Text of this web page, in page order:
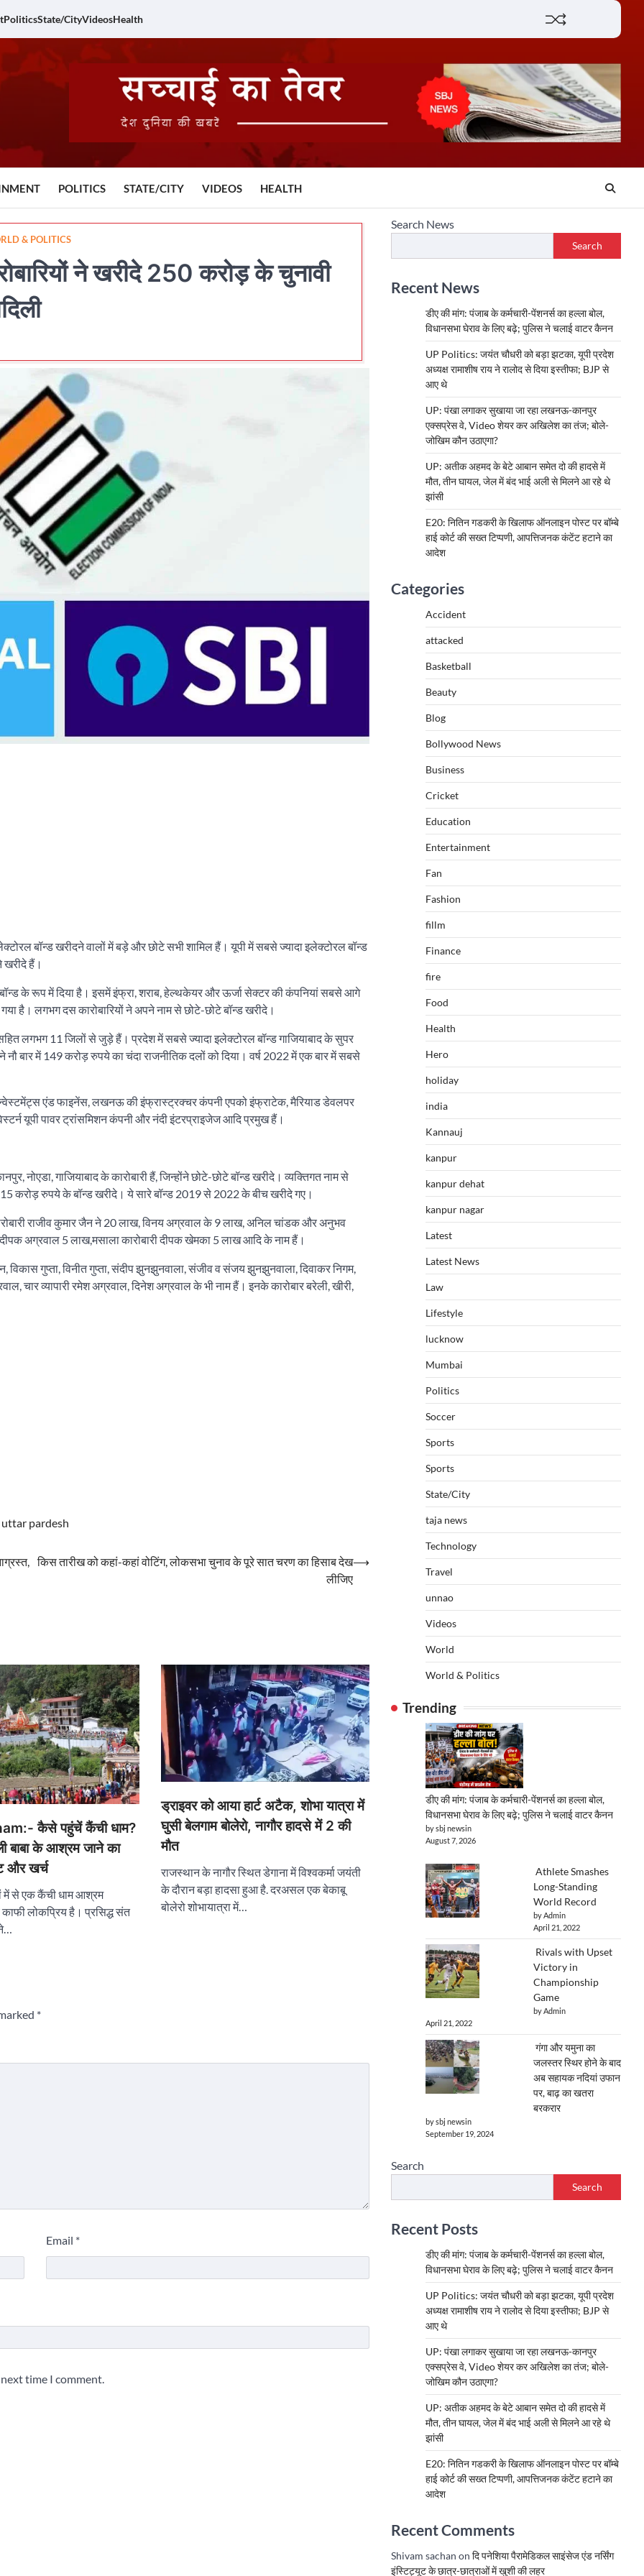
PoliticsState/CityVideosHealth
POLITICS STATE/CITY VIDEOS HEALTH
& POLITICS
ने खरीदे 250 करोड़ के चुनावी
बॉन्ड खरीदने वालों में बड़े और छोटे सभी शामिल हैं। यूपी में सबसे ज्यादा इलेक्टोरल बॉन्ड
खरीदे हैं।
बॉन्ड के रूप में दिया है। इसमें इंफ्रा, शराब, हेल्थकेयर और ऊर्जा सेक्टर की कंपनियां सबसे आगे
है। लगभग दस कारोबारियों ने अपने नाम से छोटे-छोटे बॉन्ड खरीदे।
लगभग 11 जिलों से जुड़े हैं। प्रदेश में सबसे ज्यादा इलेक्टोरल बॉन्ड गाजियाबाद के सुपर
बार में 149 करोड़ रुपये का चंदा राजनीतिक दलों को दिया। वर्ष 2022 में एक बार में सबसे
एंड फाइनेंस, लखनऊ की इंफ्रास्ट्रक्चर कंपनी एपको इंफ्राटेक, मैरियाड डेवलपर
यूपी पावर ट्रांसमिशन कंपनी और नंदी इंटरप्राइजेज आदि प्रमुख हैं।
नोएडा, गाजियाबाद के कारोबारी हैं, जिन्होंने छोटे-छोटे बॉन्ड खरीदे। व्यक्तिगत नाम से
15 करोड़ रुपये के बॉन्ड खरीदे। ये सारे बॉन्ड 2019 से 2022 के बीच खरीदे गए।
राजीव कुमार जैन ने 20 लाख, विनय अग्रवाल के 9 लाख, अनिल चांडक और अनुभव
अग्रवाल 5 लाख,मसाला कारोबारी दीपक खेमका 5 लाख आदि के नाम हैं।
गुप्ता, विनीत गुप्ता, संदीप झुनझुनवाला, संजीव व संजय झुनझुनवाला, दिवाकर निगम,
चार व्यापारी रमेश अग्रवाल, दिनेश अग्रवाल के भी नाम हैं। इनके कारोबार बरेली, खीरी,
uttar pardesh
किस तारीख को कहां-कहां वोटिंग, लोकसभा चुनाव के पूरे सात चरण का हिसाब देख
लीजिए
⟶
कैसे पहुंचें कैंची धाम?
बाबा के आश्रम जाने का
और खर्च
में से एक कैंची धाम आश्रम
लोकप्रिय है। प्रसिद्ध संत
ड्राइवर को आया हार्ट अटैक, शोभा यात्रा में
घुसी बेलगाम बोलेरो, नागौर हादसे में 2 की
मौत
राजस्थान के नागौर स्थित डेगाना में विश्वकर्मा जयंती
के दौरान बड़ा हादसा हुआ है. दरअसल एक बेकाबू
बोलेरो शोभायात्रा में…
*
Email *
time I comment.
Search News
Search
Recent News
डीए की मांग: पंजाब के कर्मचारी-पेंशनर्स का हल्ला बोल,
विधानसभा घेराव के लिए बढ़े; पुलिस ने चलाई वाटर कैनन
UP Politics: जयंत चौधरी को बड़ा झटका, यूपी प्रदेश
अध्यक्ष रामाशीष राय ने रालोद से दिया इस्तीफा; BJP से
आए थे
UP: पंखा लगाकर सुखाया जा रहा लखनऊ-कानपुर
एक्सप्रेस वे, Video शेयर कर अखिलेश का तंज; बोले-
जोखिम कौन उठाएगा?
UP: अतीक अहमद के बेटे आबान समेत दो की हादसे में
मौत, तीन घायल, जेल में बंद भाई अली से मिलने आ रहे थे
झांसी
E20: नितिन गडकरी के खिलाफ ऑनलाइन पोस्ट पर बॉम्बे
हाई कोर्ट की सख्त टिप्पणी, आपत्तिजनक कंटेंट हटाने का
आदेश
Categories
Accident
attacked
Basketball
Beauty
Blog
Bollywood News
Business
Cricket
Education
Entertainment
Fan
Fashion
fillm
Finance
fire
Food
Health
Hero
holiday
india
Kannauj
kanpur
kanpur dehat
kanpur nagar
Latest
Latest News
Law
Lifestyle
lucknow
Mumbai
Politics
Soccer
Sports
Sports
State/City
taja news
Technology
Travel
unnao
Videos
World
World & Politics
Trending
डीए की मांग: पंजाब के कर्मचारी-पेंशनर्स का हल्ला बोल,
विधानसभा घेराव के लिए बढ़े; पुलिस ने चलाई वाटर कैनन
by sbj newsin
August 7, 2026
Athlete Smashes
Long-Standing
World Record
by Admin
April 21, 2022
Rivals with Upset
Victory in
Championship
Game
by Admin
April 21, 2022
गंगा और यमुना का
जलस्तर स्थिर होने के बाद
अब सहायक नदियां उफान
पर, बाढ़ का खतरा
बरकरार
by sbj newsin
September 19, 2024
Search
Search
Recent Posts
डीए की मांग: पंजाब के कर्मचारी-पेंशनर्स का हल्ला बोल,
विधानसभा घेराव के लिए बढ़े; पुलिस ने चलाई वाटर कैनन
UP Politics: जयंत चौधरी को बड़ा झटका, यूपी प्रदेश
अध्यक्ष रामाशीष राय ने रालोद से दिया इस्तीफा; BJP से
आए थे
UP: पंखा लगाकर सुखाया जा रहा लखनऊ-कानपुर
एक्सप्रेस वे, Video शेयर कर अखिलेश का तंज; बोले-
जोखिम कौन उठाएगा?
UP: अतीक अहमद के बेटे आबान समेत दो की हादसे में
मौत, तीन घायल, जेल में बंद भाई अली से मिलने आ रहे थे
झांसी
E20: नितिन गडकरी के खिलाफ ऑनलाइन पोस्ट पर बॉम्बे
हाई कोर्ट की सख्त टिप्पणी, आपत्तिजनक कंटेंट हटाने का
आदेश
Recent Comments
Shivam sachan on दि पनेशिया पैरामेडिकल साइंसेज एंड नर्सिंग
इंस्टिट्यूट के छात्र-छात्राओं में खुशी की लहर